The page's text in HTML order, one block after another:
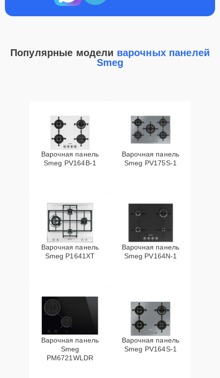
Популярные модели варочных панелей
Smeg
Варочная панель
Smeg PV164B-1
Варочная панель
Smeg PV175S-1
Варочная панель
Smeg P1641XT
Варочная панель
Smeg PV164N-1
Варочная панель
Smeg
PM6721WLDR
Варочная панель
Smeg PV164S-1